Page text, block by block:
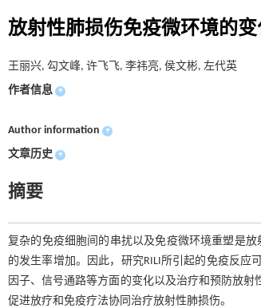
放射性肺损伤免疫微环境的
王丽兴, 勾文峰, 许飞飞, 李祎亮, 侯文彬, 左代英
作者信息 +
Author information +
文章历史 +
摘要
复杂的免疫细胞间的串扰以及免疫微环境重塑是放
的发生率增加。因此，研究RILI所引起的免疫反
因子、信号通路等方面的变化以及治疗和预防放
促进放疗和免疫疗法协同治疗放射性肺损伤。